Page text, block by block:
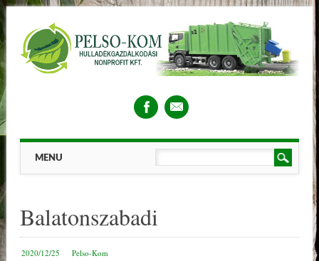
Main menu
MENU
Balatonszabadi
2020/12/25 Pelso-Kom